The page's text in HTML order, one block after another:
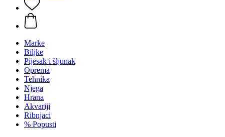
Marke
Biljke
Pijesak i šljunak
Oprema
Tehnika
Njega
Hrana
Akvariji
Ribnjaci
% Popusti